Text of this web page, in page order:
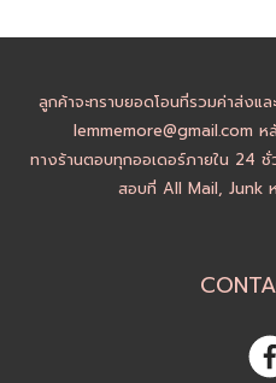
ลูกค้าจะทราบยอดโอนที่รวมค่าส่งแ
lemmemore@gmail.com
ทางร้านตอบทุกออเดอร์ภายใน 24
สอบที่ All Mail, Junk